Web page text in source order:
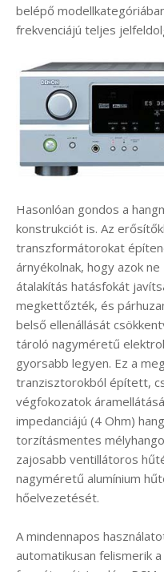
belépő
frekvenciájú teljes
Hasonlóan gondos a
konstrukciót is. Az
transzformátorokat
árnyékolnak, hogy azok
átalakítás hatásfokát
megkettőzték, és
belső ellenállását
tároló nagyméretű
gyorsabb legyen. Ez a
tranzisztorokból épített,
végfokozatok
impedanciájú (4 Ohm)
torzításmentes
zajosabb ventillátoros
nagyméretű alumínium
hőelvezetését.
A mindennapos
automatikusan felismerik